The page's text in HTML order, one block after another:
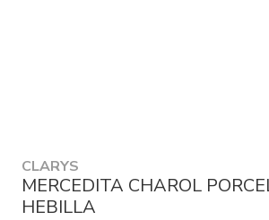
CLARYS
MERCEDITA CHAROL
HEBILLA